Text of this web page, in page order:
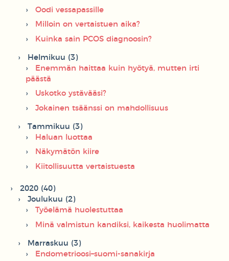
Oodi vessapassille
Milloin on vertaistuen aika?
Kuinka sain PCOS diagnoosin?
Helmikuu (3)
Enemmän haittaa kuin hyötyä, mutten irti
päästä
Uskotko ystävääsi?
Jokainen tsäänssi on mahdollisuus
Tammikuu (3)
Haluan luottaa
Näkymätön kiire
Kiitollisuutta vertaistuesta
2020 (40)
Joulukuu (2)
Työelämä huolestuttaa
Minä valmistun kandiksi, kaikesta huolimatta
Marraskuu (3)
Endometrioosi–suomi-sanakirja